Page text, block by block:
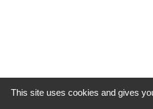
This site uses cookies and gives